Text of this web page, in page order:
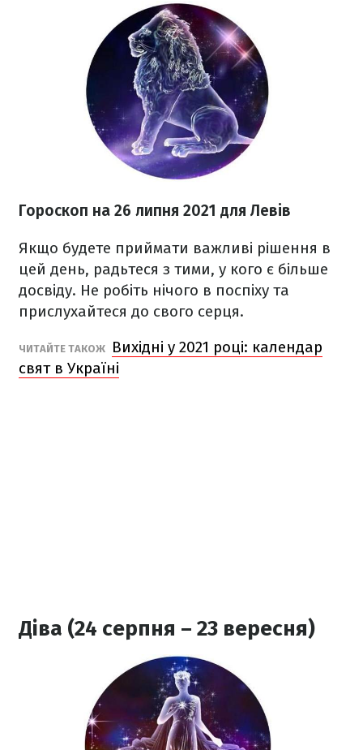
Гороскоп на 26 липня 2021 для Левів
Якщо будете приймати важливі рішення в
цей день, радьтеся з тими, у кого є більше
досвіду. Не робіть нічого в поспіху та
прислухайтеся до свого серця.
ЧИТАЙТЕ ТАКОЖ
Вихідні у 2021 році: календар
свят в Україні
Діва (24 серпня – 23 вересня)